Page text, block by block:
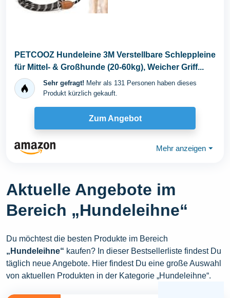
PETCOOZ Hundeleine 3M Verstellbare Schleppleine
für Mittel- & Großhunde (20-60kg), Weicher Griff...
Sehr gefragt! Mehr als 131 Personen haben dieses
Produkt kürzlich gekauft.
Zum Angebot
Mehr anzeigen ⏷
Aktuelle Angebote im
Bereich „Hundeleihne“
Du möchtest die besten Produkte im Bereich
„Hundeleihne“ kaufen? In dieser Bestsellerliste findest Du
täglich neue Angebote. Hier findest Du eine große Auswahl
von aktuellen Produkten in der Kategorie „Hundeleihne“.